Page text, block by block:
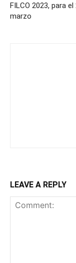
FILCO 2023, para el
marzo
LEAVE A REPLY